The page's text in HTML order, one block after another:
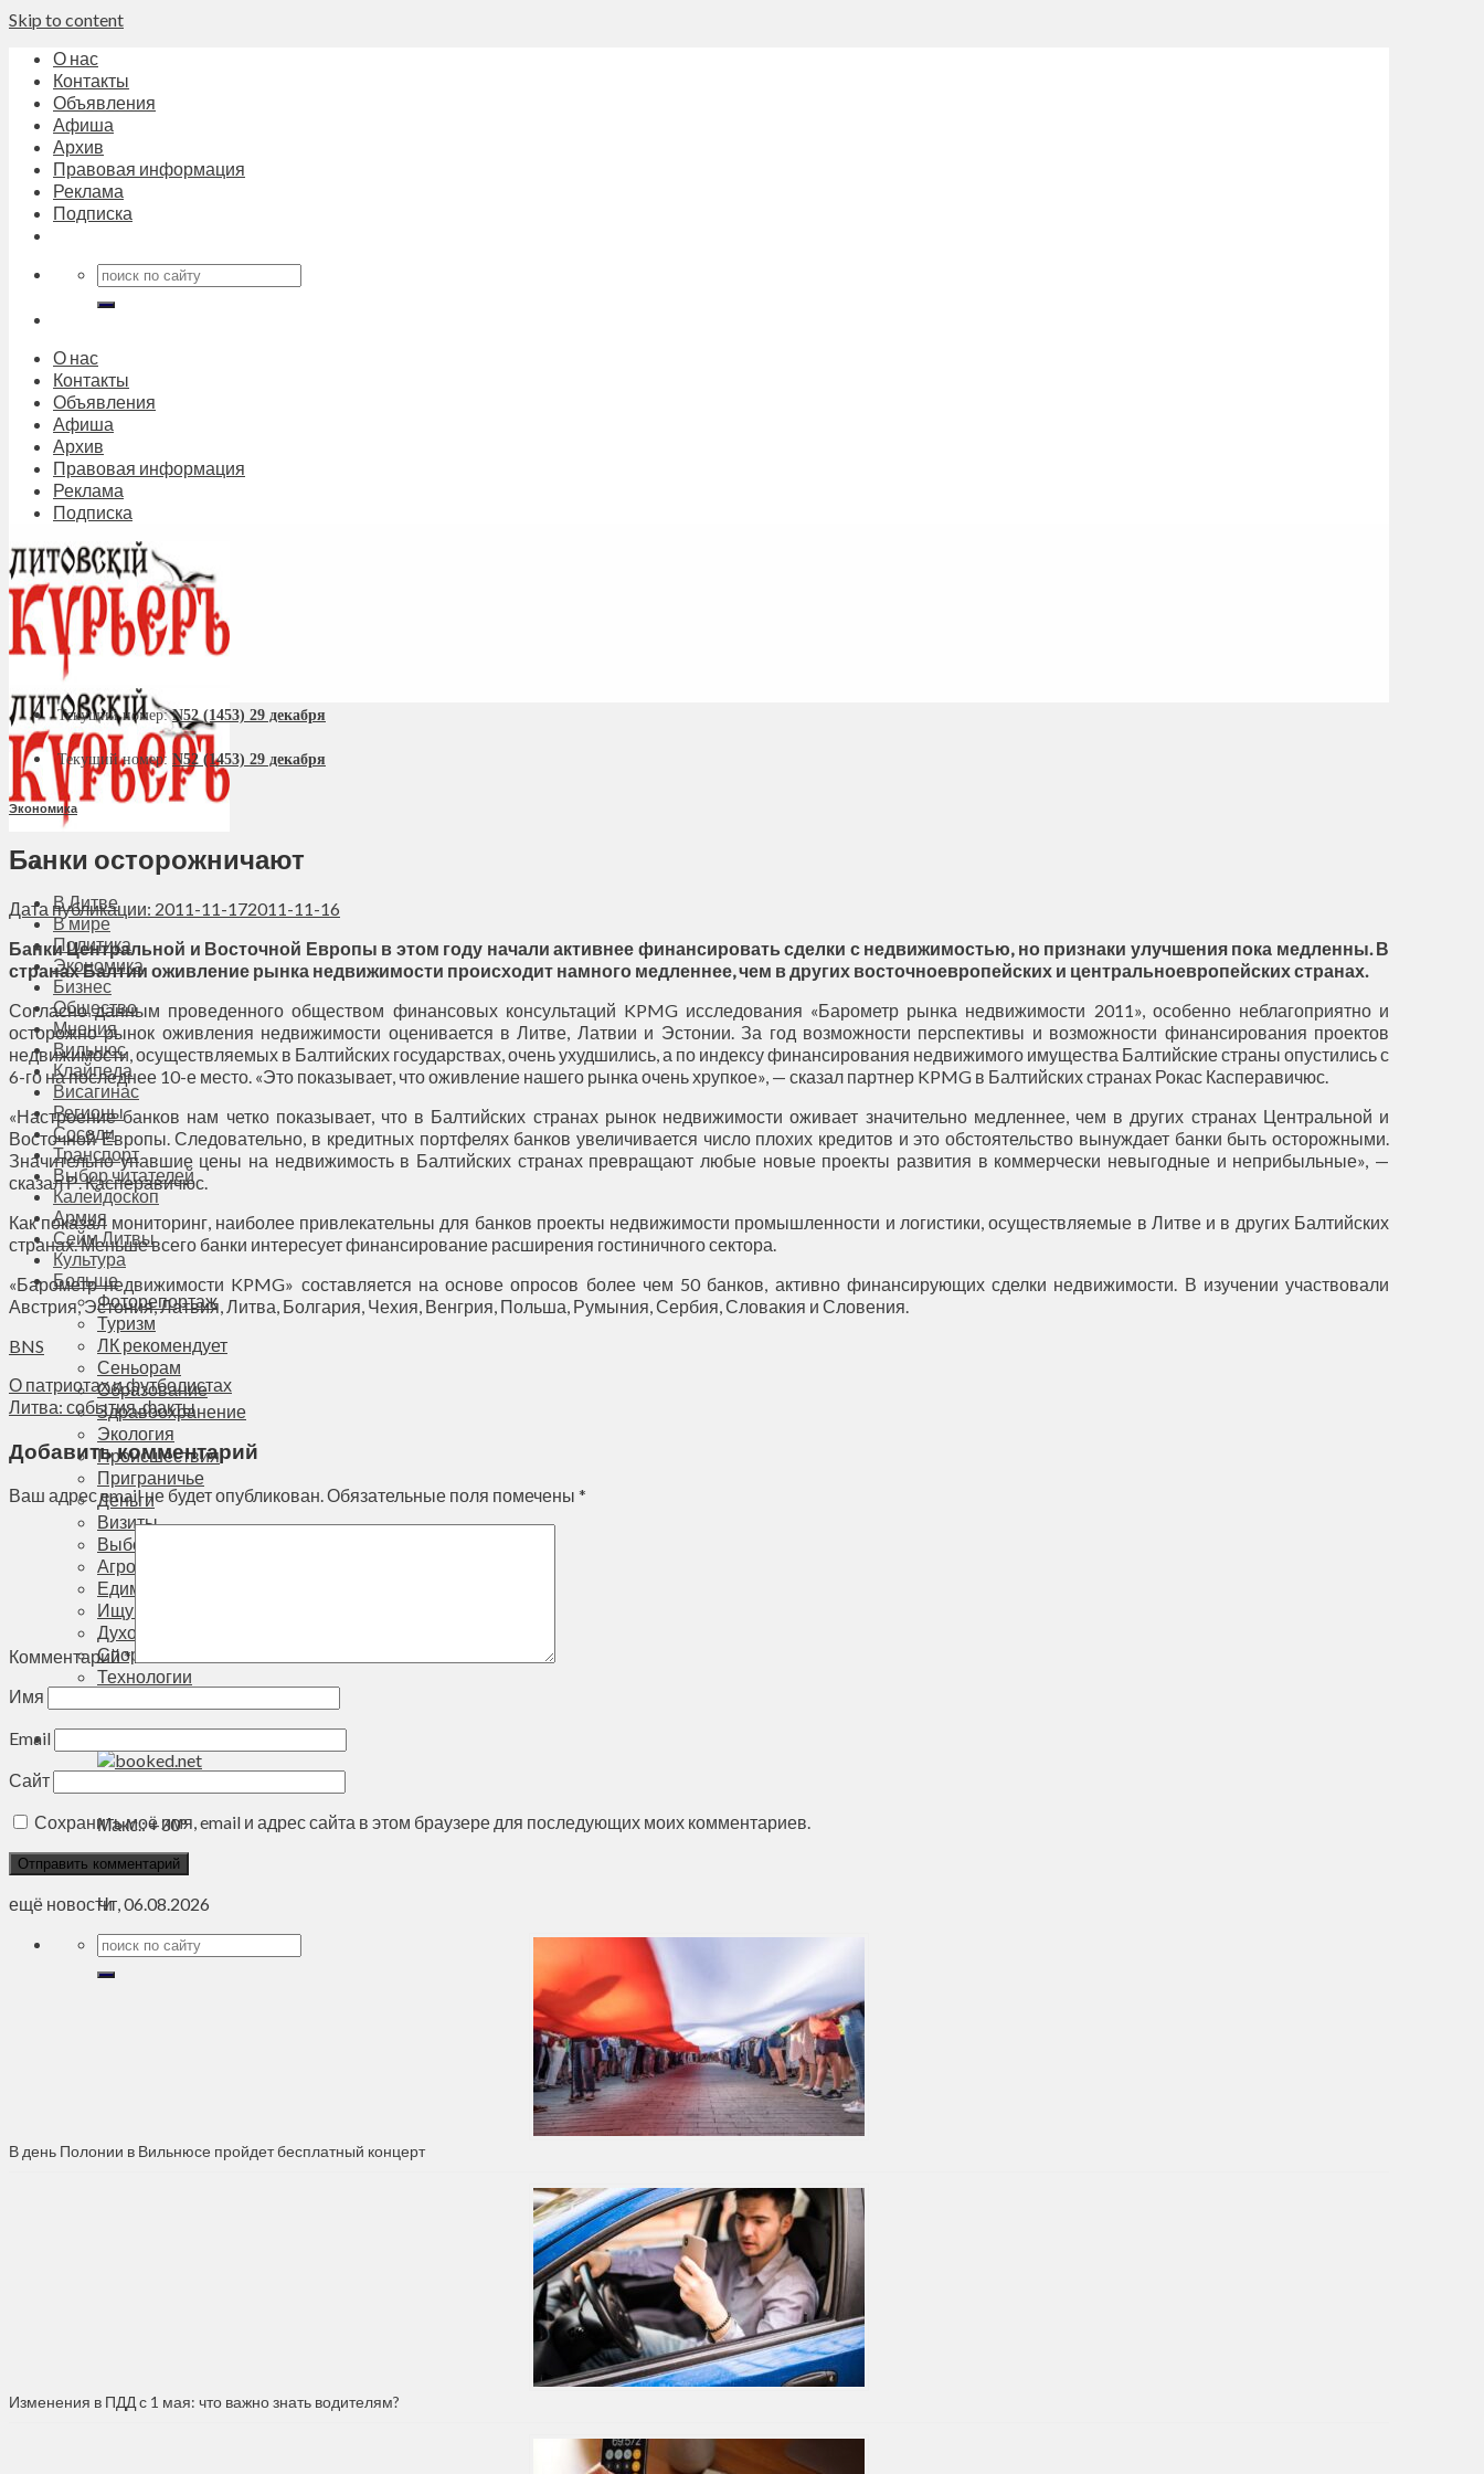
Skip to content
О нас
Контакты
Объявления
Афиша
Архив
Правовая информация
Реклама
Подписка
О нас
Контакты
Объявления
Афиша
Архив
Правовая информация
Реклама
Подписка
В Литве
В мире
Политика
Экономика
Бизнес
Общество
Мнения
Вильнюс
Клайпеда
Висагинас
Регионы
Соседи
Транспорт
Выбор читателей
Калейдоскоп
Армия
Сейм Литвы
Культура
Больше
Фоторепортаж
Туризм
ЛК рекомендует
Сеньорам
Образование
Здравоохранение
Экология
Происшествия
Приграничье
Деньги
Визиты
Выборы
Агроновости
Едим дома
Ищу семью
Духовное пространство
Спорт
Технологии
Макс.:+30°
Мин.:+20°
Чт, 06.08.2026
Текущий номер:N52 (1453) 29 декабря
Текущий номер: N52 (1453) 29 декабря
Экономика
Банки осторожничают
Дата публикации: 2011-11-172011-11-16
Банки Центральной и Восточной Европы в этом году начали активнее финансировать сделки с недвижимостью, но признаки улучшения пока медленны. В
странах Балтии оживление рынка недвижимости происходит намного медленнее, чем в других восточноевропейских и центральноевропейских странах.
Согласно данным проведенного обществом финансовых консультаций KPMG исследования «Барометр рынка недвижимости 2011», особенно неблагоприятно и
осторожно рынок оживления недвижимости оценивается в Литве, Латвии и Эстонии. За год возможности перспективы и возможности финансирования проектов
недвижимости, осуществляемых в Балтийских государствах, очень ухудшились, а по индексу финансирования недвижимого имущества Балтийские страны опустились с
6-го на последнее 10-е место. «Это показывает, что оживление нашего рынка очень хрупкое», — сказал партнер KPMG в Балтийских странах Рокас Касперавичюс.
«Настроение банков нам четко показывает, что в Балтийских странах рынок недвижимости оживает значительно медленнее, чем в других странах Центральной и
Восточной Европы. Следовательно, в кредитных портфелях банков увеличивается число плохих кредитов и это обстоятельство вынуждает банки быть осторожными.
Значительно упавшие цены на недвижимость в Балтийских странах превращают любые новые проекты развития в коммерчески невыгодные и неприбыльные», —
сказал Р. Касперавичюс.
Как показал мониторинг, наиболее привлекательны для банков проекты недвижимости промышленности и логистики, осуществляемые в Литве и в других Балтийских
странах. Меньше всего банки интересует финансирование расширения гостиничного сектора.
«Барометр недвижимости KPMG» составляется на основе опросов более чем 50 банков, активно финансирующих сделки недвижимости. В изучении участвовали
Австрия, Эстония, Латвия, Литва, Болгария, Чехия, Венгрия, Польша, Румыния, Сербия, Словакия и Словения.
BNS
О патриотах и футболистах
Литва: события, факты
Добавить комментарий
Ваш адрес email не будет опубликован.Обязательные поля помечены *
Комментарий*
Имя
Email
Сайт
Сохранить моё имя, email и адрес сайта в этом браузере для последующих моих комментариев.
ещё новости
В день Полонии в Вильнюсе пройдет бесплатный концерт
Изменения в ПДД с 1 мая: что важно знать водителям?